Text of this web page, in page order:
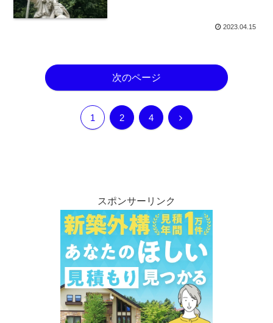
2023.04.15
次のページ
1 2 4 次
スポンサーリンク